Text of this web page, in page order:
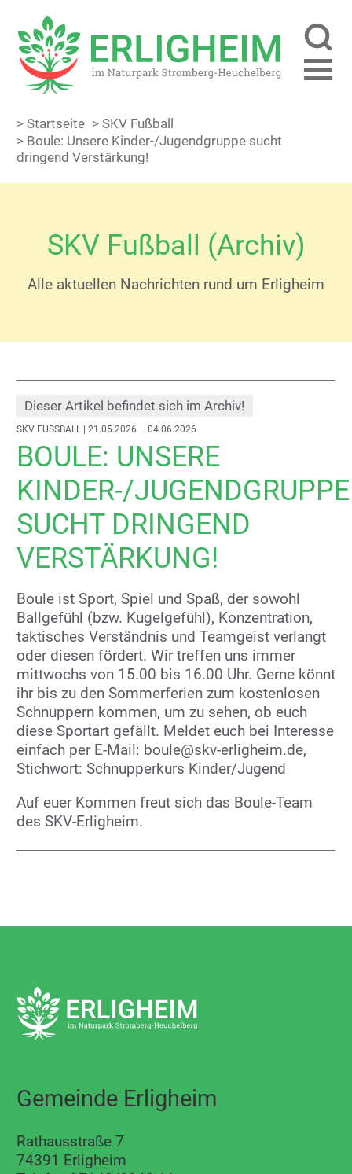
> Startseite > SKV Fußball
> Boule: Unsere Kinder-/Jugendgruppe sucht
dringend Verstärkung!
SKV Fußball (Archiv)
Alle aktuellen Nachrichten rund um Erligheim
Dieser Artikel befindet sich im Archiv!
SKV FUSSBALL | 21.05.2026 – 04.06.2026
BOULE: UNSERE
KINDER-/JUGENDGRUPPE
SUCHT DRINGEND
VERSTÄRKUNG!
Boule ist Sport, Spiel und Spaß, der sowohl
Ballgefühl (bzw. Kugelgefühl), Konzentration,
taktisches Verständnis und Teamgeist verlangt
oder diesen fördert. Wir treffen uns immer
mittwochs von 15.00 bis 16.00 Uhr. Gerne könnt
ihr bis zu den Sommerferien zum kostenlosen
Schnuppern kommen, um zu sehen, ob euch
diese Sportart gefällt. Meldet euch bei Interesse
einfach per E-Mail: boule@skv-erligheim.de,
Stichwort: Schnupperkurs Kinder/Jugend
Auf euer Kommen freut sich das Boule-Team
des SKV-Erligheim.
Gemeinde Erligheim
Rathausstraße 7
74391 Erligheim